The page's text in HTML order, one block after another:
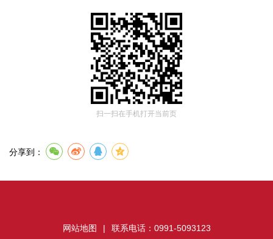
扫一扫在手机打开当前页
分享到：
网站地图 | 联系电话：0991-5093123